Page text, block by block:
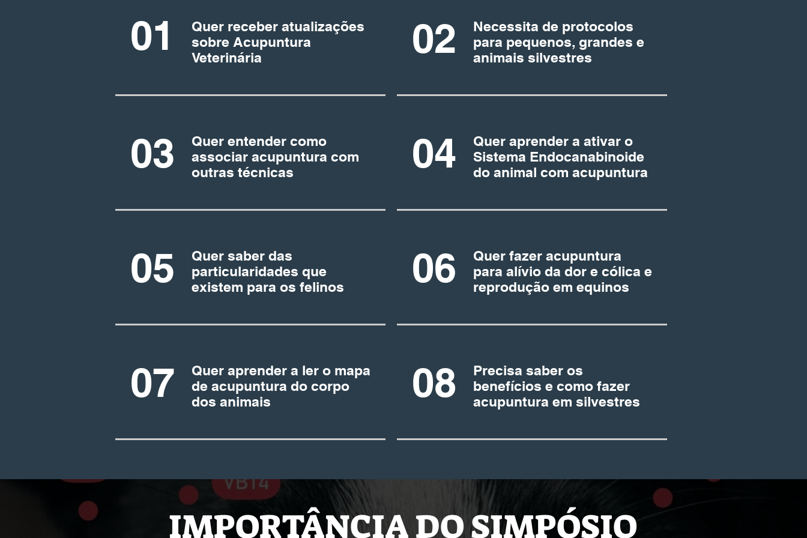
01
Quer receber atualizações
sobre Acupuntura
Veterinária
03
Quer entender como
associar acupuntura com
outras técnicas
05
Quer saber das
particularidades que
existem para os felinos
07
Quer aprender a ler o mapa
de acupuntura do corpo
dos animais
02
Necessita de protocolos
para pequenos, grandes e
animais silvestres
04
Quer aprender a ativar o
Sistema Endocanabinoide
do animal com acupuntura
06
Quer fazer acupuntura
para alívio da dor e cólica e
reprodução em equinos
08
Precisa saber os
benefícios e como fazer
acupuntura em silvestres
IMPORTÂNCIA DO SIMPÓSIO